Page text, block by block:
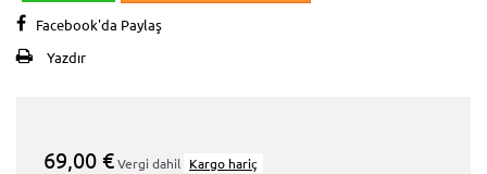
Facebook'da Paylaş
Yazdır
69,00 €Vergi dahil Kargo hariç